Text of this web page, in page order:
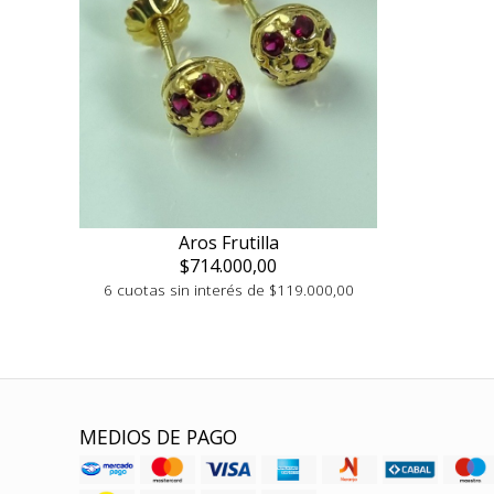
Aros Frutilla
$714.000,00
6 cuotas sin interés de $119.000,00
MEDIOS DE PAGO